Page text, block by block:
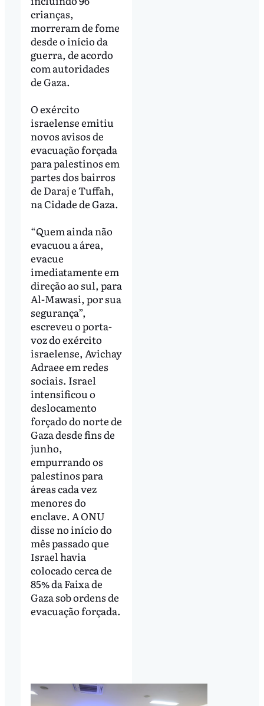
crianças,
morreram de fome
desde o início da
guerra, de acordo
com autoridades
de Gaza.
O exército
israelense emitiu
novos avisos de
evacuação forçada
para palestinos em
partes dos bairros
de Daraj e Tuffah,
na Cidade de Gaza.
“Quem ainda não
evacuou a área,
evacue
imediatamente em
direção ao sul, para
Al-Mawasi, por sua
segurança”,
escreveu o porta-
voz do exército
israelense, Avichay
Adraee em redes
sociais. Israel
intensificou o
deslocamento
forçado do norte de
Gaza desde fins de
junho,
empurrando os
palestinos para
áreas cada vez
menores do
enclave. A ONU
disse no início do
mês passado que
Israel havia
colocado cerca de
85% da Faixa de
Gaza sob ordens de
evacuação forçada.